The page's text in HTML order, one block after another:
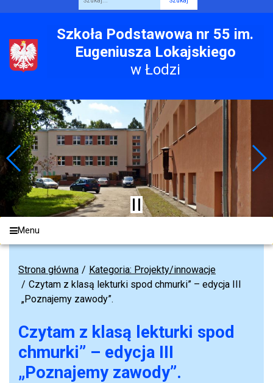
Szkoła Podstawowa nr 55 im.
Eugeniusza Lokajskiego
w Łodzi
Menu
Strona główna
Kategoria: Projekty/innowacje
Czytam z klasą lekturki spod chmurki” – edycja III
„Poznajemy zawody”.
Czytam z klasą lekturki spod
chmurki” – edycja III
„Poznajemy zawody”.